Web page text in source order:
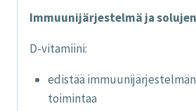
Immuunijärjestelmä ja
D-vitamiini:
edistää
toimintaa